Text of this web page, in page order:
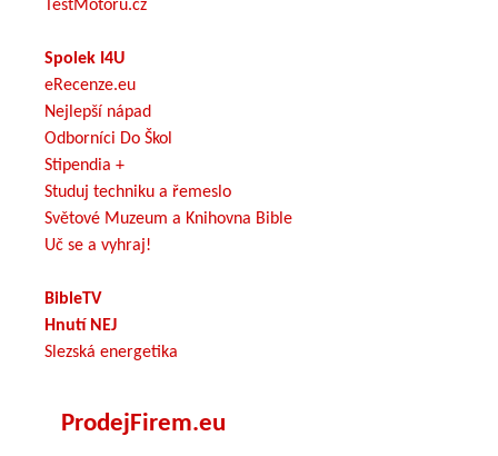
TestMotoru.cz
Spolek I4U
eRecenze.eu
Nejlepší nápad
Odborníci Do Škol
Stipendia +
Studuj techniku a řemeslo
Světové Muzeum a Knihovna Bible
Uč se a vyhraj!
BibleTV
Hnutí NEJ
Slezská energetika
ProdejFirem.eu